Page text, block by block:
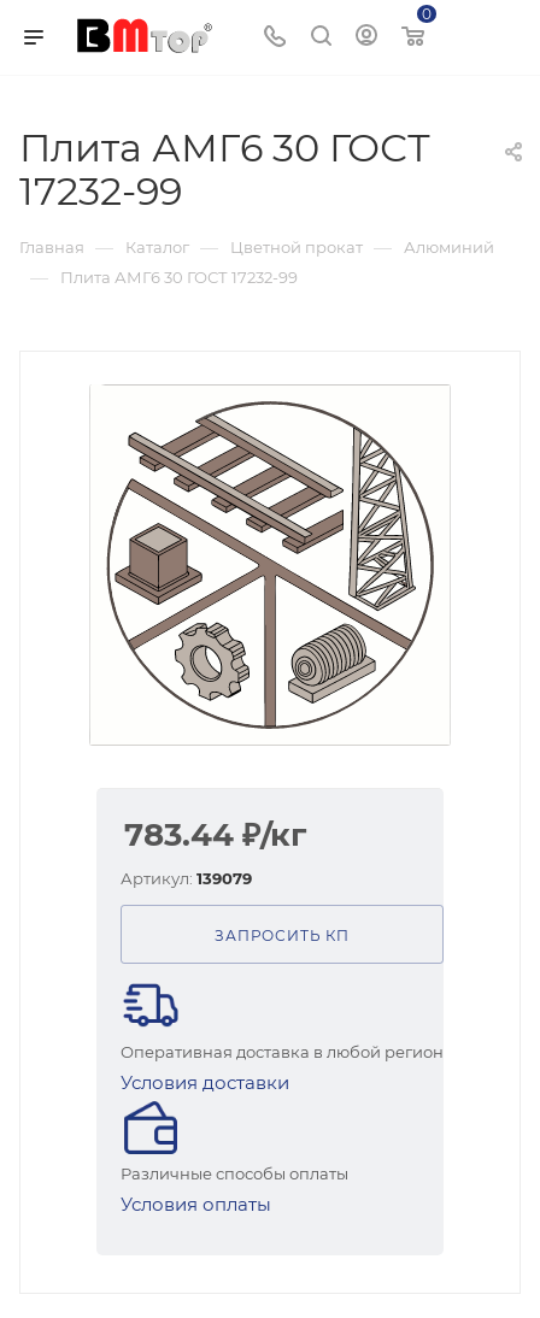
0
Плита АМГ6 30 ГОСТ
17232-99
Главная — Каталог — Цветной прокат — Алюминий
— Плита АМГ6 30 ГОСТ 17232-99
783.44 ₽/кг
Артикул: 139079
ЗАПРОСИТЬ КП
Оперативная доставка в любой регион
Условия доставки
Различные способы оплаты
Условия оплаты